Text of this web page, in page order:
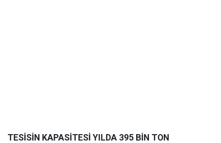
TESİSİN KAPASİTESİ YILDA 395 BİN TON